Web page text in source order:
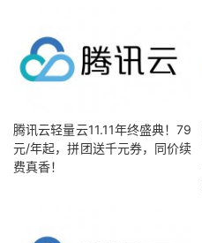
腾讯云轻量云11.11年终盛典！79
元/年起，拼团送千元券，同价续
费真香！